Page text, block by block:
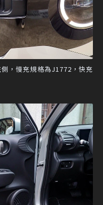
，慢充規格為J1772，快充